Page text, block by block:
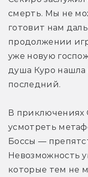
смерть. Мы не
готовит нам
продолжении
уже новую
душа Куро
последний.
В приключениях
усмотреть
Боссы —
Невозможность
которые тем не